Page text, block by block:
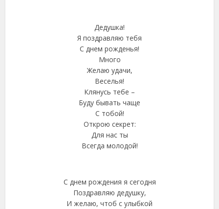
Дедушка!
Я поздравляю тебя
С днем рожденья!
Много
Желаю удачи,
Веселья!
Клянусь тебе –
Буду бывать чаще
С тобой!
Открою секрет:
Для нас ты
Всегда молодой!
С днем рождения я сегодня
Поздравляю дедушку,
И желаю, чтоб с улыбкой